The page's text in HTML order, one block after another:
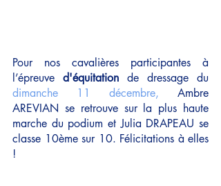
Pour nos cavalières participantes à
l’épreuve d'équitation
dimanche 11 décembre, Ambre
AREVIAN se retrouve sur la plus haute
marche du podium et Julia DRAPEAU se
classe 10ème sur 10. Félicitations à elles
!